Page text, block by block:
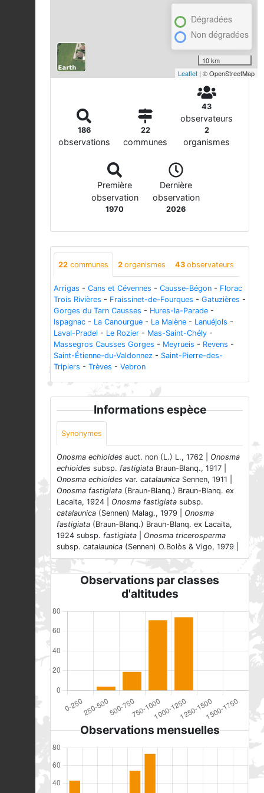
Dégradées
Non dégradées
10 km
Leaflet | © OpenStreetMap
186
observations
22
communes
43
observateurs
2
organismes
Première
observation
1970
Dernière
observation
2026
22 communes 2 organismes 43 observateurs
Arrigas - Cans et Cévennes - Causse-Bégon - Florac
Trois Rivières - Fraissinet-de-Fourques - Gatuzières -
Gorges du Tarn Causses - Hures-la-Parade -
Ispagnac - La Canourgue - La Malène - Lanuéjols -
Laval-Pradel - Le Rozier - Mas-Saint-Chély -
Massegros Causses Gorges - Meyrueis - Revens -
Saint-Étienne-du-Valdonnez - Saint-Pierre-des-
Tripiers - Trèves - Vebron
Informations espèce
Synonymes
Onosma echioides auct. non (L.) L., 1762 | Onosma
echioides subsp. fastigiata Braun-Blanq., 1917 |
Onosma echioides var. catalaunica Sennen, 1911 |
Onosma fastigiata (Braun-Blanq.) Braun-Blanq. ex
Lacaita, 1924 | Onosma fastigiata subsp.
catalaunica (Sennen) Malag., 1979 | Onosma
fastigiata (Braun-Blanq.) Braun-Blanq. ex Lacaita,
1924 subsp. fastigiata
Onosma tricerosperma
subsp. catalaunica (Sennen) O.Bolòs & Vigo, 1979 |
Observations par classes
d'altitudes
Observations mensuelles